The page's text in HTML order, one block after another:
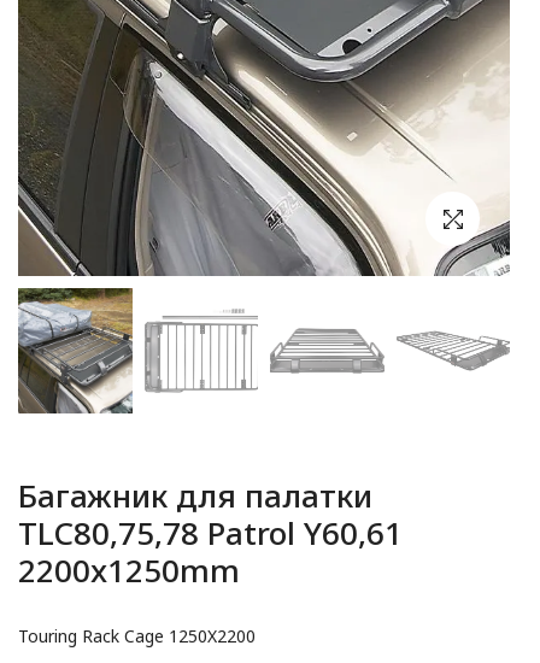
Багажник для палатки
TLC80,75,78 Patrol Y60,61
2200x1250mm
Touring Rack Cage 1250X2200